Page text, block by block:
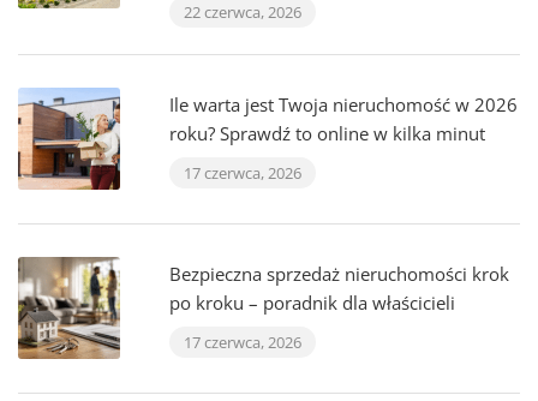
22 czerwca, 2026
Ile warta jest Twoja nieruchomość w 2026
roku? Sprawdź to online w kilka minut
17 czerwca, 2026
Bezpieczna sprzedaż nieruchomości krok
po kroku – poradnik dla właścicieli
17 czerwca, 2026